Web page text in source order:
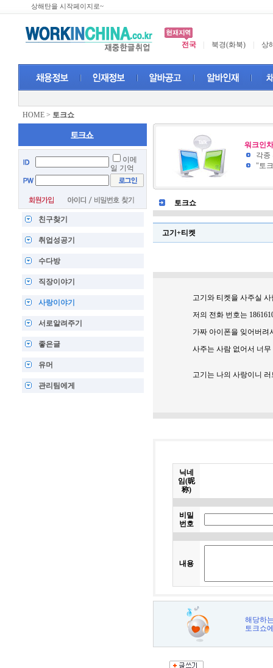
상해탄을 시작페이지로~
전국 북경(화북) 상
HOME > 토크쇼
이메
일 기억
친구찾기
취업성공기
수다방
직장이야기
사랑이야기
서로알려주기
좋은글
유머
관리팀에게
워크인
각종
"토
토크쇼
고기+티켓
고기와 티켓을 사주실
저의 전화 번호는
가짜 아이폰을 잊어버려
사주는 사람 없어서 너
고기는 나의 사랑이니
닉네
임(昵
称)
비밀
번호
내용
해당하
토크쇼